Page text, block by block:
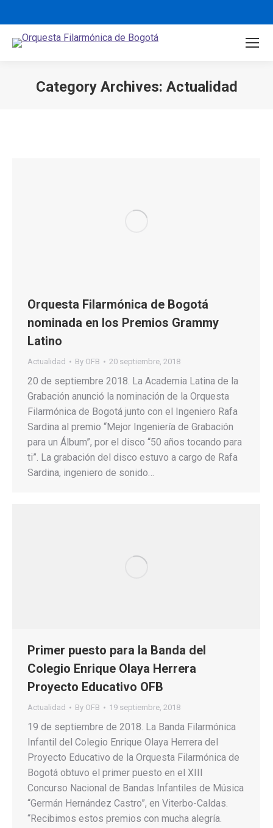
Category Archives: Actualidad
Orquesta Filarmónica de Bogotá
nominada en los Premios Grammy
Latino
Actualidad By OFB 20 septiembre, 2018
20 de septiembre 2018. La Academia Latina de la
Grabación anunció la nominación de la Orquesta
Filarmónica de Bogotá junto con el Ingeniero Rafa
Sardina al premio “Mejor Ingeniería de Grabación
para un Álbum”, por el disco “50 años tocando para
ti”. La grabación del disco estuvo a cargo de Rafa
Sardina, ingeniero de sonido…
Primer puesto para la Banda del
Colegio Enrique Olaya Herrera
Proyecto Educativo OFB
Actualidad By OFB 19 septiembre, 2018
19 de septiembre de 2018. La Banda Filarmónica
Infantil del Colegio Enrique Olaya Herrera del
Proyecto Educativo de la Orquesta Filarmónica de
Bogotá obtuvo el primer puesto en el XIII
Concurso Nacional de Bandas Infantiles de Música
“Germán Hernández Castro”, en Viterbo-Caldas.
“Recibimos estos premios con mucha alegría.